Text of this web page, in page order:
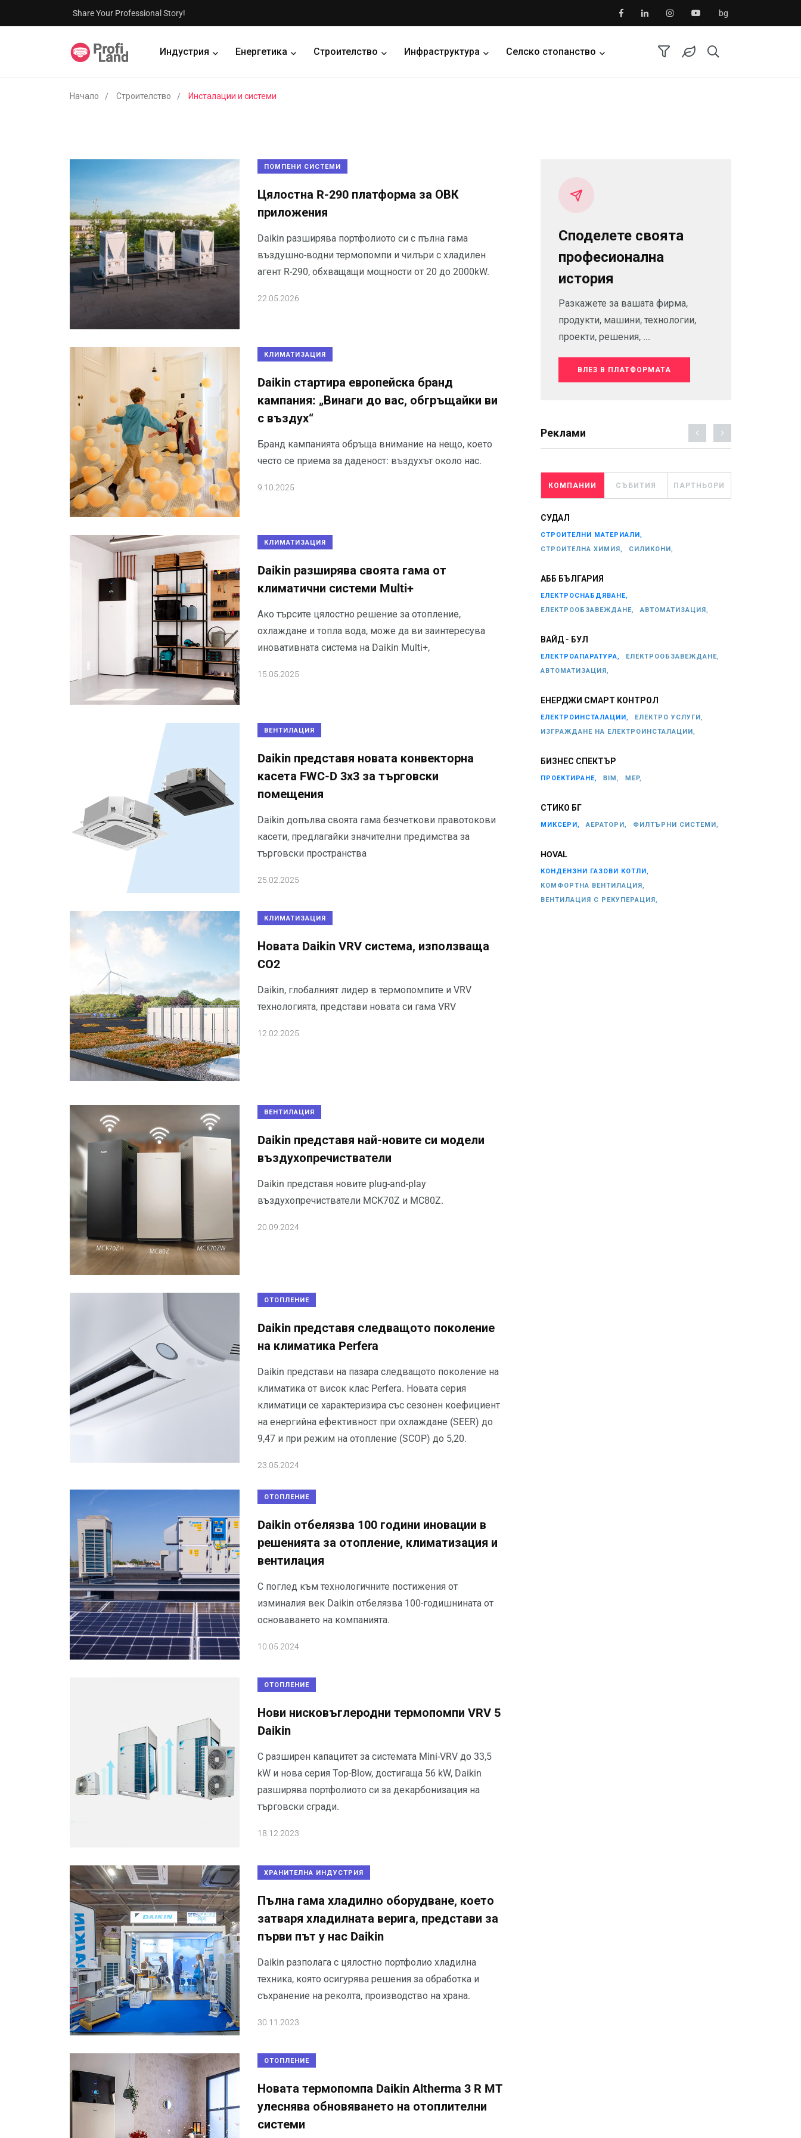
Share Your Professional Story! bg
Индустрия Енергетика Строителство Инфраструктура Селско стопанство
Начало Строителство Инсталации и системи
ПОМПЕНИ СИСТЕМИ
Цялостна R-290 платформа за ОВК
приложения
Daikin разширява портфолиото си с пълна гама
въздушно-водни термопомпи и чилъри с хладилен
агент R-290, обхващащи мощности от 20 до 2000kW.
22.05.2026
КЛИМАТИЗАЦИЯ
Daikin стартира европейска бранд
кампания: „Винаги до вас, обгръщайки ви
с въздух“
Бранд кампанията обръща внимание на нещо, което
често се приема за даденост: въздухът около нас.
9.10.2025
КЛИМАТИЗАЦИЯ
Daikin разширява своята гама от
климатични системи Multi+
Ако търсите цялостно решение за отопление,
охлаждане и топла вода, може да ви заинтересува
иновативната система на Daikin Multi+,
15.05.2025
ВЕНТИЛАЦИЯ
Daikin представя новата конвекторна
касета FWC-D 3x3 за търговски
помещения
Daikin допълва своята гама безчеткови правотокови
касети, предлагайки значителни предимства за
търговски пространства
25.02.2025
КЛИМАТИЗАЦИЯ
Новата Daikin VRV система, използваща
CO2
Daikin, глобалният лидер в термопомпите и VRV
технологията, представи новата си гама VRV
12.02.2025
ВЕНТИЛАЦИЯ
Daikin представя най-новите си модели
въздухопречистватели
Daikin представя новите plug-and-play
въздухопречистватели MCK70Z и MC80Z.
20.09.2024
ОТОПЛЕНИЕ
Daikin представя следващото поколение
на климатика Perfera
Daikin представи на пазара следващото поколение на
климатика от висок клас Perfera. Новата серия
климатици се характеризира със сезонен коефициент
на енергийна ефективност при охлаждане (SEER) до
9,47 и при режим на отопление (SCOP) до 5,20.
23.05.2024
ОТОПЛЕНИЕ
Daikin отбелязва 100 години иновации в
решенията за отопление, климатизация и
вентилация
С поглед към технологичните постижения от
изминалия век Daikin отбелязва 100-годишнината от
основаването на компанията.
10.05.2024
ОТОПЛЕНИЕ
Нови нисковъглеродни термопомпи VRV 5
Daikin
С разширен капацитет за системата Mini-VRV до 33,5
kW и нова серия Top-Blow, достигаща 56 kW, Daikin
разширява портфолиото си за декарбонизация на
търговски сгради.
18.12.2023
ХРАНИТЕЛНА ИНДУСТРИЯ
Пълна гама хладилно оборудване, което
затваря хладилната верига, представи за
първи път у нас Daikin
Daikin разполага с цялостно портфолио хладилна
техника, която осигурява решения за обработка и
съхранение на реколта, производство на храна.
30.11.2023
ОТОПЛЕНИЕ
Новата термопомпа Daikin Altherma 3 R MT
улеснява обновяването на отоплителни
системи
Споделете своята
професионална
история
Разкажете за вашата фирма,
продукти, машини, технологии,
проекти, решения, ...
ВЛЕЗ В ПЛАТФОРМАТА
Реклами
КОМПАНИИ СЪБИТИЯ ПАРТНЬОРИ
СУДАЛ
СТРОИТЕЛНИ МАТЕРИАЛИ,
СТРОИТЕЛНА ХИМИЯ,
СИЛИКОНИ,
АББ БЪЛГАРИЯ
ЕЛЕКТРОСНАБДЯВАНЕ,
ЕЛЕКТРООБЗАВЕЖДАНЕ,
АВТОМАТИЗАЦИЯ,
ВАЙД - БУЛ
ЕЛЕКТРОАПАРАТУРА,
ЕЛЕКТРООБЗАВЕЖДАНЕ,
АВТОМАТИЗАЦИЯ,
ЕНЕРДЖИ СМАРТ КОНТРОЛ
ЕЛЕКТРОИНСТАЛАЦИИ,
ЕЛЕКТРО УСЛУГИ,
ИЗГРАЖДАНЕ НА ЕЛЕКТРОИНСТАЛАЦИИ,
БИЗНЕС СПЕКТЪР
ПРОЕКТИРАНЕ, BIM, MEP,
СТИКО БГ
МИКСЕРИ, АЕРАТОРИ, ФИЛТЪРНИ СИСТЕМИ,
HOVAL
КОНДЕНЗНИ ГАЗОВИ КОТЛИ,
КОМФОРТНА ВЕНТИЛАЦИЯ,
ВЕНТИЛАЦИЯ С РЕКУПЕРАЦИЯ,